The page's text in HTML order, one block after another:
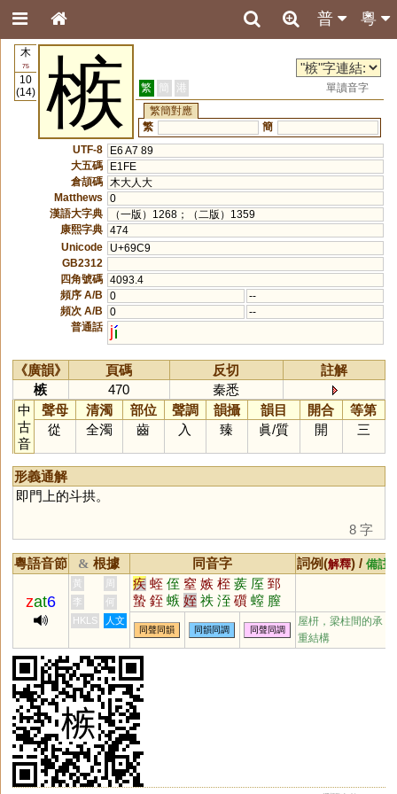
粵
普
木
75
10
(14)
槉 繁 簡 港
單讀音字
繁簡對應
繁
簡
UTF-8
E6 A7 89
大五碼
E1FE
倉頡碼
木大人大
Matthews
0
漢語大字典
（一版）1268；（二版）1359
康熙字典 474
Unicode
U+69C9
GB2312
四角號碼 4093.4
頻序 A/B
0
--
頻次 A/B
0
--
普通話
j
《廣韻》 頁碼 反切
註解
槉
470
秦悉
中
古
音
聲母 清濁 部位 聲調 韻攝 韻目 開合
等第
從
全濁 齒 入 臻 眞/質 開 三
形義通解
即門上的斗拱。
8 字
粵語音節 & 根據 同音字 詞例(解釋) / 備註
zat6
黃 周 疾 蛭 侄 窒 嫉 桎 蒺 厔 郅
蟄 銍 螏 姪 祑 洷 礩 螲 膣
庢 挃 秷
李
何
HKLS
人文
同聲同韻 同韻同調 同聲同調
屋枅，梁柱間的承
重結構